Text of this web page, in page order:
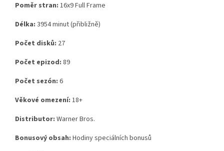
Poměr stran: 16x9 Full Frame
Délka: 3954 minut (přibližně)
Počet disků: 27
Počet epizod: 89
Počet sezón: 6
Věkové omezení: 18+
Distributor: Warner Bros.
Bonusový obsah: Hodiny speciálních bonusů